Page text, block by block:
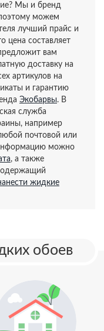
Мы и бренд
можем
лучший прайс и
цена составляет
вам
доставку на
артикулов на
и гарантию
Экобарвы. В
служба
например
почтовой или
можно
, а также
жидкие
обоев